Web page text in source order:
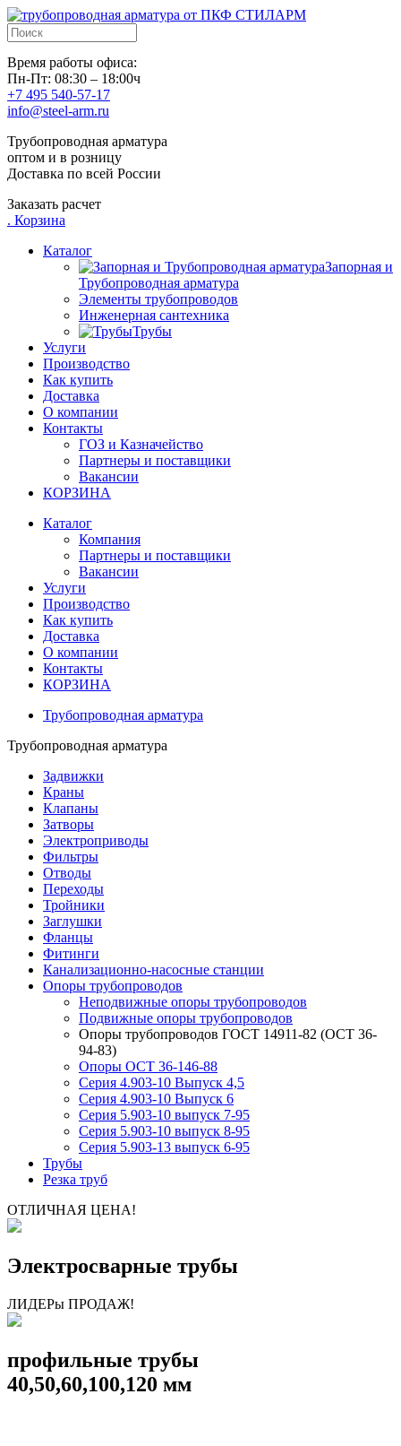
Время работы офиса:
Пн-Пт: 08:30 – 18:00ч
+7 495 540-57-17
info@steel-arm.ru
Трубопроводная арматура
оптом и в розницу
Доставка по всей России
Заказать расчет
. Корзина
Каталог
Запорная и
Трубопроводная арматура
Элементы трубопроводов
Инженерная сантехника
Трубы
Услуги
Производство
Как купить
Доставка
О компании
Контакты
ГОЗ и Казначейство
Партнеры и поставщики
Вакансии
КОРЗИНА
Каталог
Компания
Партнеры и поставщики
Вакансии
Услуги
Производство
Как купить
Доставка
О компании
Контакты
КОРЗИНА
Трубопроводная арматура
Трубопроводная арматура
Задвижки
Краны
Клапаны
Затворы
Электроприводы
Фильтры
Отводы
Переходы
Тройники
Заглушки
Фланцы
Фитинги
Канализационно-насосные станции
Опоры трубопроводов
Неподвижные опоры трубопроводов
Подвижные опоры трубопроводов
Опоры трубопроводов ГОСТ 14911-82 (ОСТ 36-
94-83)
Опоры ОСТ 36-146-88
Серия 4.903-10 Выпуск 4,5
Серия 4.903-10 Выпуск 6
Серия 5.903-10 выпуск 7-95
Серия 5.903-10 выпуск 8-95
Серия 5.903-13 выпуск 6-95
Трубы
Резка труб
ОТЛИЧНАЯ ЦЕНА!
Электросварные трубы
ЛИДЕРы ПРОДАЖ!
профильные трубы
40,50,60,100,120 мм